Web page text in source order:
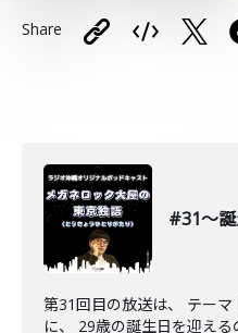
Share
#31〜
第31回目の放送は、 テー
に、 29歳の誕生日を迎え